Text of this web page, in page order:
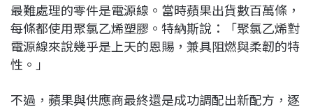
最難處理的零件是電源線。當時蘋果出貨數百萬條，
每條都使用聚氯乙烯塑膠。特納斯說：「聚氯乙烯對
電源線來說幾乎是上天的恩賜，兼具阻燃與柔韌的特
性。」
不過，蘋果與供應商最終還是成功調配出新配方，逐